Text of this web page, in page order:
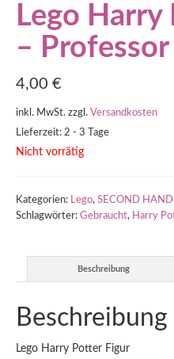
Lego
– Professor
4,00 €
inkl. MwSt. zzgl. Versandkosten
Lieferzeit: 2 - 3 Tage
Nicht vorrätig
Kategorien: Lego, SECOND HAND
Schlagwörter: Gebraucht, Harry
Beschreibung
Beschreibung
Lego Harry Potter Figur